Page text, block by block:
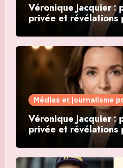
Véronique Jacquier :
privée et révélations
Médias et journalisme
Véronique Jacquier :
privée et révélations